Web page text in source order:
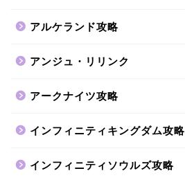
アルケランド攻略
アンジュ・リリンク
アークナイツ攻略
インフィニティキングダム攻略
インフィニティソウルズ攻略